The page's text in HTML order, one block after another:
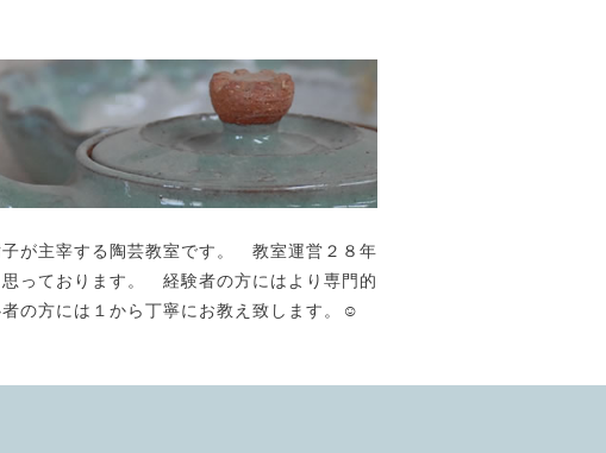
主宰する陶芸教室です。 教室運営２８年
っております。 経験者の方にはより専門的
者の方には１から丁寧にお教え致します。☺️